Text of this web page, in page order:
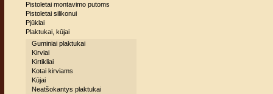
Pistoletai montavimo putoms
Pistoletai silikonui
Pjūklai
Plaktukai, kūjai
Guminiai plaktukai
Kirviai
Kirtikliai
Kotai kirviams
Kūjai
Neatšokantys plaktukai